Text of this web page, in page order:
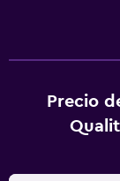
Este hotel en
gratis. Las
Precio